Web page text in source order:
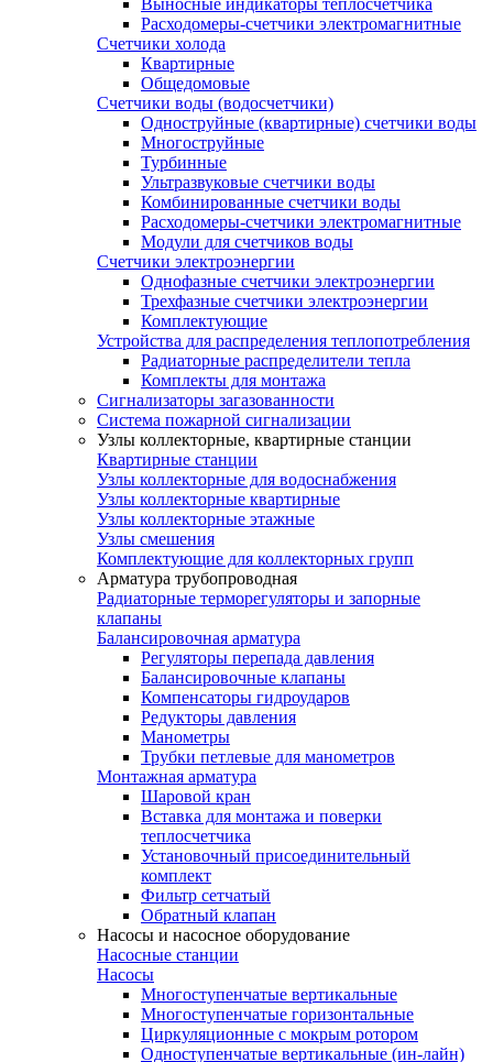
Выносные индикаторы теплосчетчика
Расходомеры-счетчики электромагнитные
Счетчики холода
Квартирные
Общедомовые
Счетчики воды (водосчетчики)
Одноструйные (квартирные) счетчики воды
Многоструйные
Турбинные
Ультразвуковые счетчики воды
Комбинированные счетчики воды
Расходомеры-счетчики электромагнитные
Модули для счетчиков воды
Счетчики электроэнергии
Однофазные счетчики электроэнергии
Трехфазные счетчики электроэнергии
Комплектующие
Устройства для распределения теплопотребления
Радиаторные распределители тепла
Комплекты для монтажа
Сигнализаторы загазованности
Система пожарной сигнализации
Узлы коллекторные, квартирные станции
Квартирные станции
Узлы коллекторные для водоснабжения
Узлы коллекторные квартирные
Узлы коллекторные этажные
Узлы смешения
Комплектующие для коллекторных групп
Арматура трубопроводная
Радиаторные терморегуляторы и запорные
клапаны
Балансировочная арматура
Регуляторы перепада давления
Балансировочные клапаны
Компенсаторы гидроударов
Редукторы давления
Манометры
Трубки петлевые для манометров
Монтажная арматура
Шаровой кран
Вставка для монтажа и поверки
теплосчетчика
Установочный присоединительный
комплект
Фильтр сетчатый
Обратный клапан
Насосы и насосное оборудование
Насосные станции
Насосы
Многоступенчатые вертикальные
Многоступенчатые горизонтальные
Циркуляционные с мокрым ротором
Одноступенчатые вертикальные (ин-лайн)